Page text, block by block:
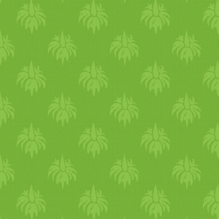
megtekinthetők a munkáim,
illetve szoktam vásározni is,
és készül a webshoppal
egybekötött honlapom is.
Sára elérhetőségei: –
Botanika Facebook –
Botanika Instagram –
CikkCakk Stúdió Facebook